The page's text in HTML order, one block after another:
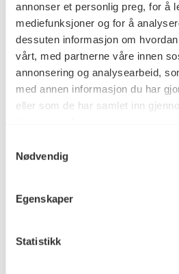
annonser et personlig preg, for å
mediefunksjoner og for å
dessuten informasjon om
vårt, med partnerne våre innen
annonsering og analysearbeid,
med annen informasjon du har
eller som de har samlet inn
Nødvendig
Egenskaper
Statistikk
Postboks 6994
St. Olavs plass
post@koro.no